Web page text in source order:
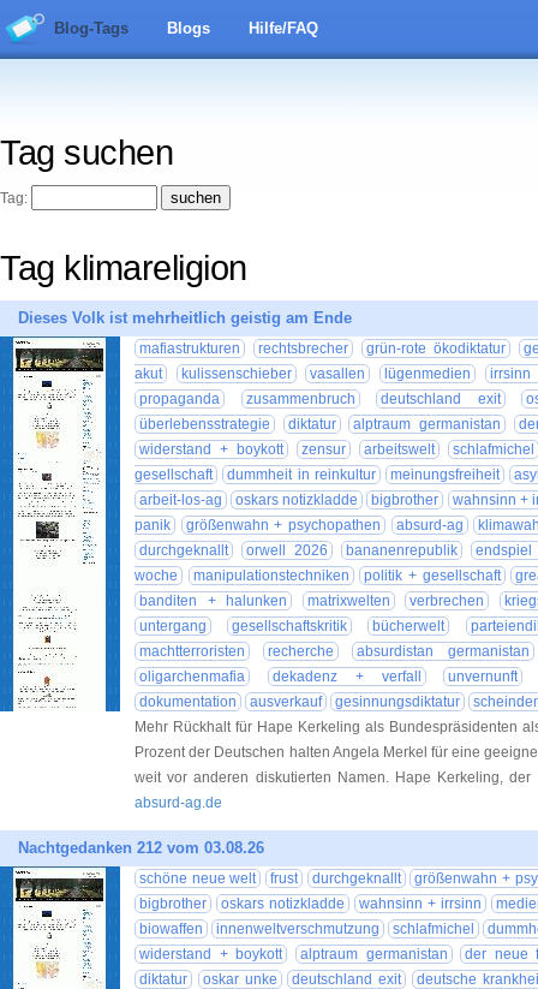
Blog-Tags Blogs Hilfe/FAQ
Tag suchen
Tag:
Tag klimareligion
Dieses Volk ist mehrheitlich geistig am Ende
mafiastrukturen rechtsbrecher grün-rote ökodiktatur
akut
kulissenschieber vasallen lügenmedien
irrsinn
propaganda
zusammenbruch deutschland exit
überlebensstrategie
diktatur alptraum germanistan
widerstand + boykott
zensur arbeitswelt
schlafmichel
gesellschaft
dummheit in reinkultur meinungsfreiheit
arbeit-los-ag
oskars notizkladde bigbrother
wahnsinn +
panik
größenwahn + psychopathen absurd-ag
durchgeknallt
orwell 2026 bananenrepublik
woche
manipulationstechniken politik + gesellschaft
banditen + halunken
matrixwelten verbrechen
untergang
gesellschaftskritik bücherwelt
machtterroristen
recherche
absurdistan germanistan
oligarchenmafia
dekadenz + verfall
unvernunft
dokumentation
ausverkauf gesinnungsdiktatur
Mehr Rückhalt für Hape Kerkeling als Bundespräsidenten
Prozent der Deutschen halten Angela Merkel für eine
weit vor anderen diskutierten Namen. Hape Kerkeling,
absurd-ag.de
Nachtgedanken 212 vom 03.08.26
schöne neue welt frust durchgeknallt
größenwahn +
bigbrother
oskars notizkladde wahnsinn + irrsinn
biowaffen
innenweltverschmutzung schlafmichel
widerstand + boykott
alptraum germanistan
der neue
diktatur
oskar unke deutschland exit
deutsche